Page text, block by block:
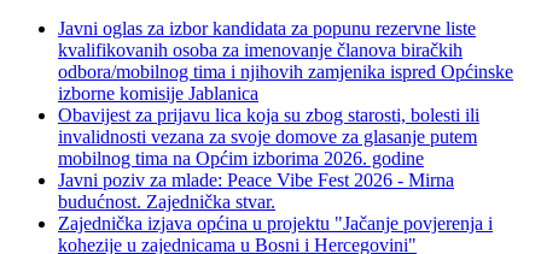
Javni oglas za izbor kandidata za popunu rezervne liste
kvalifikovanih osoba za imenovanje članova biračkih
odbora/mobilnog tima i njihovih zamjenika ispred Općinske
izborne komisije Jablanica
Obavijest za prijavu lica koja su zbog starosti, bolesti ili
invalidnosti vezana za svoje domove za glasanje putem
mobilnog tima na Općim izborima 2026. godine
Javni poziv za mlade: Peace Vibe Fest 2026 - Mirna
budućnost. Zajednička stvar.
Zajednička izjava općina u projektu "Jačanje povjerenja i
kohezije u zajednicama u Bosni i Hercegovini"